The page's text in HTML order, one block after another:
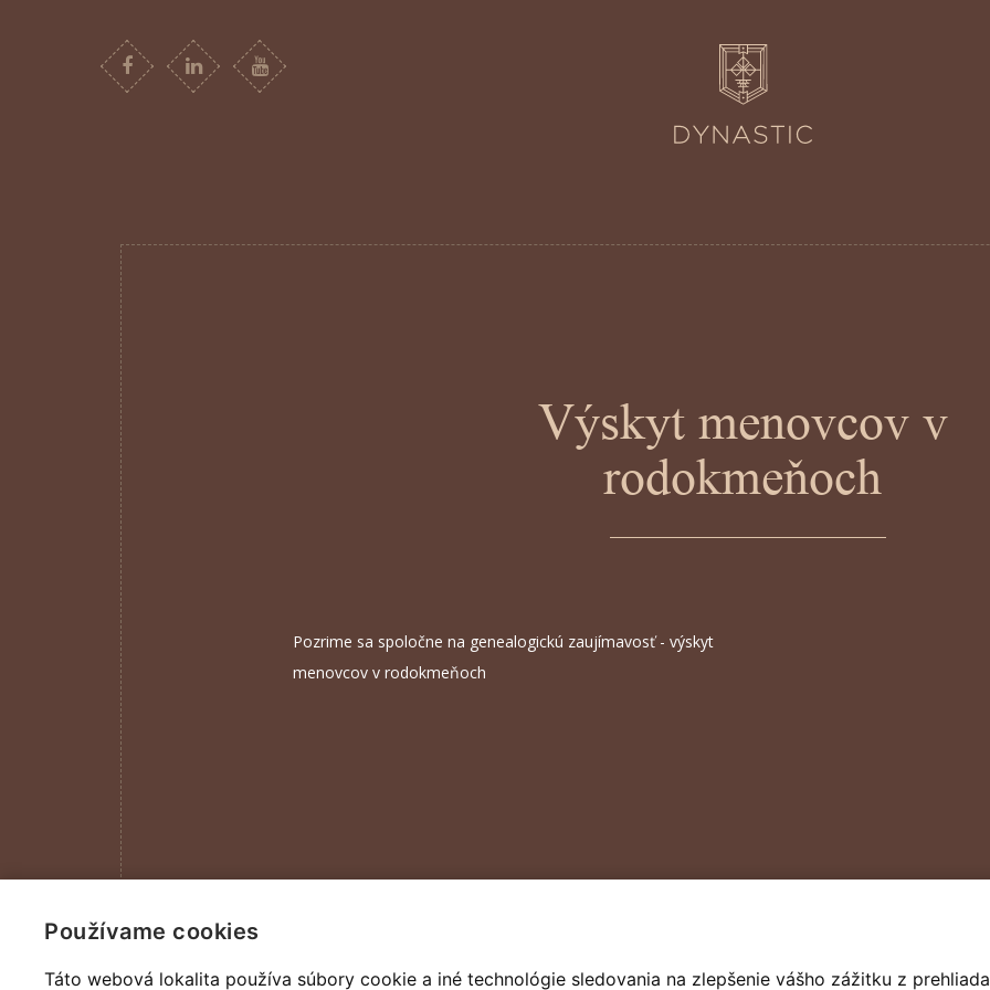
Používame cookies
Táto webová lokalita používa súbory cookie a iné technológie sledovania na zlepšenie vášho zážitku z
Výskyt menovcov v
rodokmeňoch
Pozrime sa spoločne na genealogickú zaujímavosť - výskyt
menovcov v rodokmeňoch